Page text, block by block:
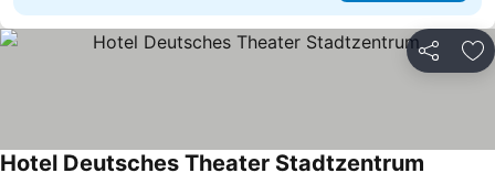
Partilhar
Hotel Deutsches Theater Stadtzentrum